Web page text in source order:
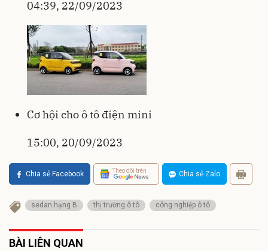
04:39, 22/09/2023
Cơ hội cho ô tô điện mini
15:00, 20/09/2023
Chia sẻ Facebook Theo dõi trên Chia sẻ Zalo
sedan hạng B thị trường ô tô công nghiệp ô tô
BÀI LIÊN QUAN